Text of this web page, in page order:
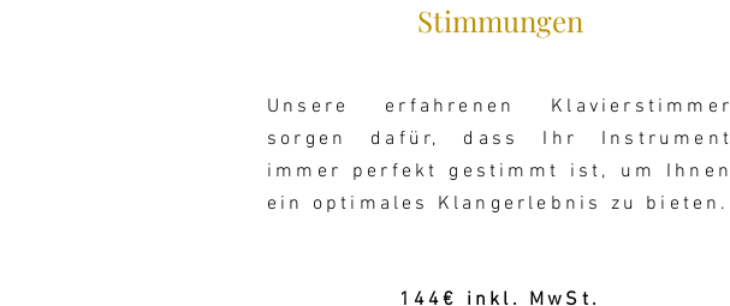
Stimmungen
Unsere erfahrenen Klavierstimmer
sorgen dafür, dass Ihr Instrument
immer perfekt gestimmt ist, um Ihnen
ein optimales Klangerlebnis zu bieten.
144€ inkl. MwSt.